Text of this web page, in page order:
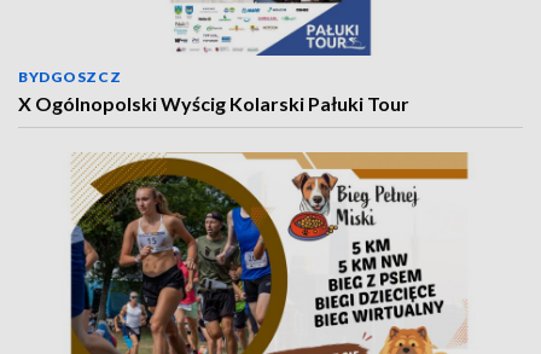
BYDGOSZCZ
X Ogólnopolski Wyścig Kolarski Pałuki Tour